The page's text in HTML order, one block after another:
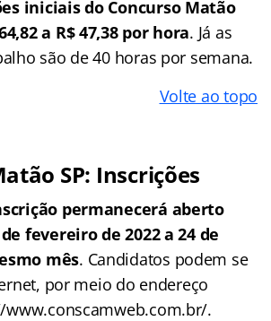
iniciais do Concurso Matão
a R$ 47,38 por hora. Já as
são de 40 horas por semana.
Volte ao topo
SP: Inscrições
permanecerá aberto
fevereiro de 2022 a 24 de
mês. Candidatos podem se
por meio do endereço
.